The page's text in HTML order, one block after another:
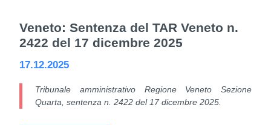
Veneto: Sentenza del TAR Veneto n.
2422 del 17 dicembre 2025
17.12.2025
Tribunale amministrativo Regione Veneto Sezione
Quarta, sentenza n. 2422 del 17 dicembre 2025.